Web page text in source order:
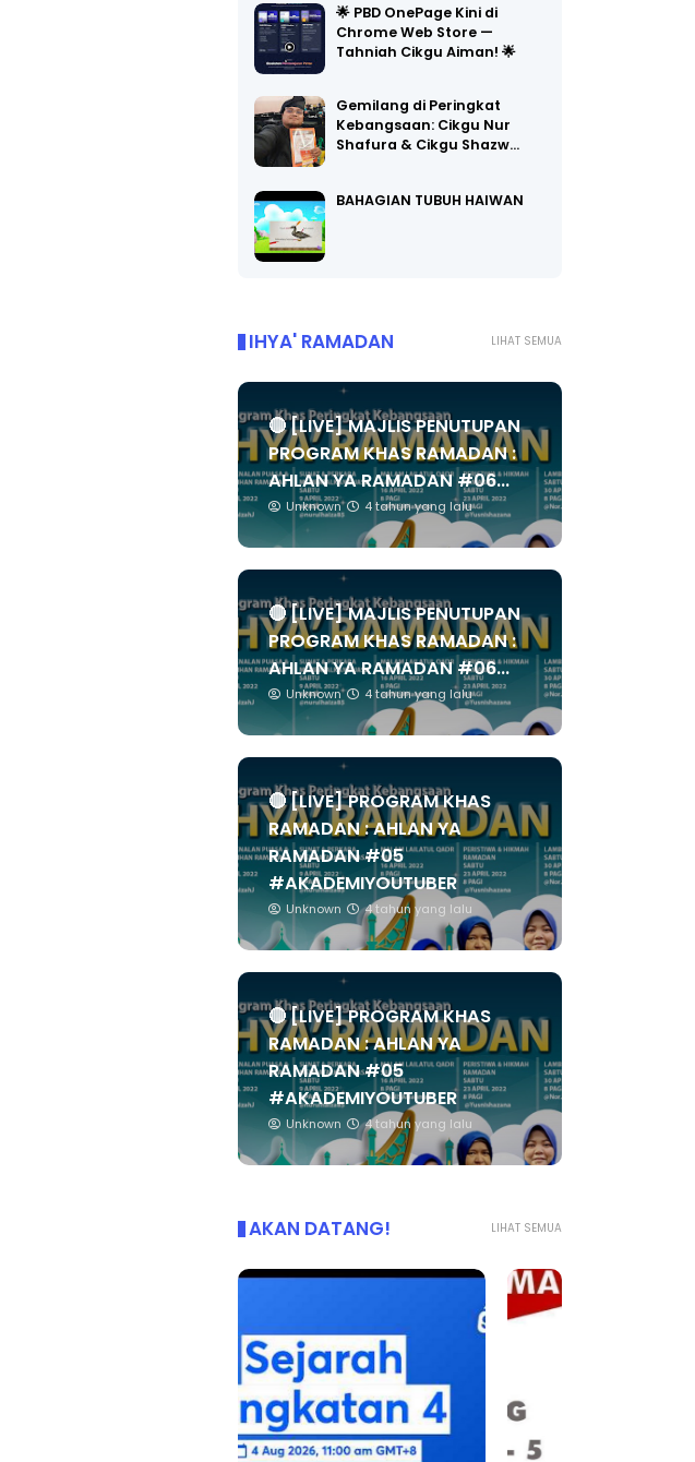
🌟 PBD OnePage Kini di
Chrome Web Store —
Tahniah Cikgu Aiman! 🌟
Gemilang di Peringkat
Kebangsaan: Cikgu Nur
Shafura & Cikgu Shazw…
BAHAGIAN TUBUH HAIWAN
LIHAT SEMUA
IHYA' RAMADAN
🔴 [LIVE] MAJLIS PENUTUPAN
PROGRAM KHAS RAMADAN :
AHLAN YA RAMADAN #06...
Unknown 4 tahun yang lalu
🔴 [LIVE] MAJLIS PENUTUPAN
PROGRAM KHAS RAMADAN :
AHLAN YA RAMADAN #06...
Unknown 4 tahun yang lalu
🔴 [LIVE] PROGRAM KHAS
RAMADAN : AHLAN YA
RAMADAN #05
#AKADEMIYOUTUBER
Unknown 4 tahun yang lalu
🔴 [LIVE] PROGRAM KHAS
RAMADAN : AHLAN YA
RAMADAN #05
#AKADEMIYOUTUBER
Unknown 4 tahun yang lalu
LIHAT SEMUA
AKAN DATANG!